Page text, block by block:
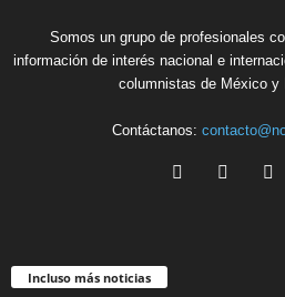
Somos un grupo de profesionales
información de interés nacional e
columnistas de México y
Contáctanos:
Incluso más noticias